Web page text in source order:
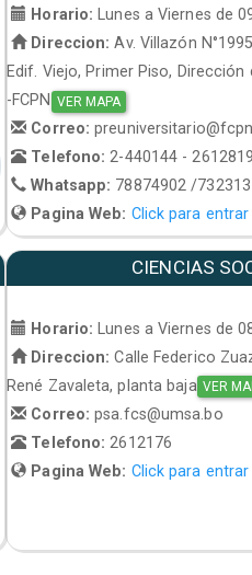
Horario: Lunes a Viernes de
Direccion: Av. Villazón
Edif. Viejo, Primer Piso,
-FCPN VER MAPA
Correo:
Telefono:2-440144 - 2612819
Whatsapp: 78874902 /
Pagina Web: Click para
CIENCIAS
Horario:
Lunes a Viernes de
Direccion: Calle Federico
René Zavaleta, planta baja VER
Correo:psa.fcs@umsa.bo
Telefono: 2612176
Pagina Web: Click para